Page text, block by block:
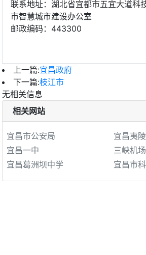
联系地址：湖北省宜都市五宜大道科
市智慧城市建设办公室
邮政编码：443300
上一篇:宜昌政府
下一篇:枝江市
无相关信息
相关网站
宜昌市公安局
宜昌夷
宜昌一中
三峡机场
宜昌葛洲坝中学
宜昌市